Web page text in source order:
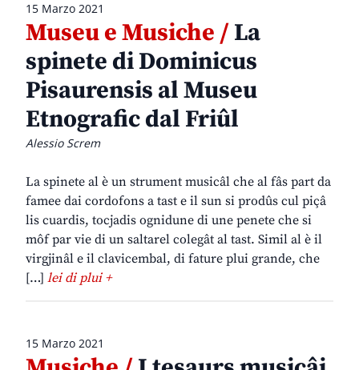
15 Marzo 2021
Museu e Musiche /La
spinete di Dominicus
Pisaurensis al Museu
Etnografic dal Friûl
Alessio Screm
La spinete al è un strument musicâl che al fâs part da
famee dai cordofons a tast e il sun si prodûs cul piçâ
lis cuardis, tocjadis ognidune di une penete che si
môf par vie di un saltarel colegât al tast. Simil al è il
virgjinâl e il clavicembal, di fature plui grande, che
[…] lei di plui +
15 Marzo 2021